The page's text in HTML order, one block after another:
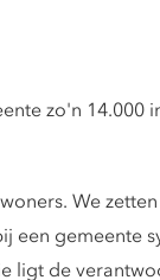
zo'n 14.000
We
een gemeente
ligt de